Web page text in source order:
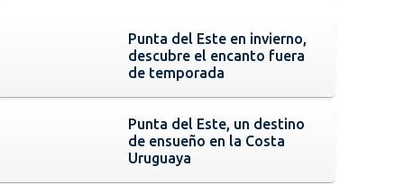
Punta del Este en invierno,
descubre el encanto fuera
de temporada
Punta del Este, un destino
de ensueño en la Costa
Uruguaya